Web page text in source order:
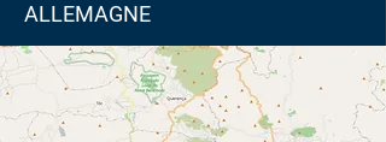
ALLEMAGNE